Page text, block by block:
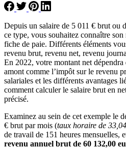
Depuis un salaire de 5 011 € brut ou
ce type, vous souhaitez connaître
fiche de paie. Différents éléments
revenu brut, revenu net, revenu
En 2022, votre montant net dépendra
amont comme l’impôt sur le revenu
salariales et les différents avantages
comment calculer le salaire brut en
précisé.
Examinez au sein de cet exemple le
€ brut par mois (taux horaire de
de travail de 151 heures mensuelles,
revenu annuel brut de 60 132,00